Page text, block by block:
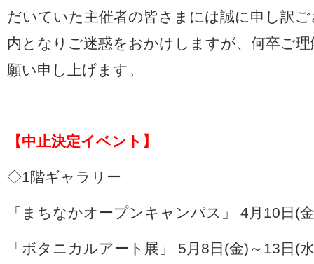
だいていた主催者の皆さまには誠に申し訳
内となりご迷惑をおかけしますが、何卒ご
願い申し上げます。
【中止決定イベント】
◇1階ギャラリー
「まちなかオープンキャンパス」 4月10日(
「ボタニカルアート展」 5月8日(金)～13日(